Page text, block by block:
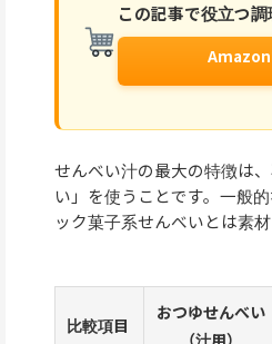
この記事で役立つ
Amazon
せんべい汁の最大の特徴は
い」を使うことです。一般
ック菓子系せんべいとは素
比較項目
おつゆせんべい